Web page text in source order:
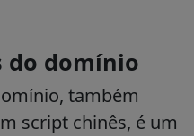
do domínio
também
script chinês, é um